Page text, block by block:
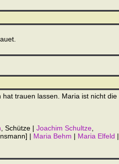
trauen lassen. Maria ist nicht die
, Schütze | Joachim Schultze
| Maria Behm | Maria Elfeld |